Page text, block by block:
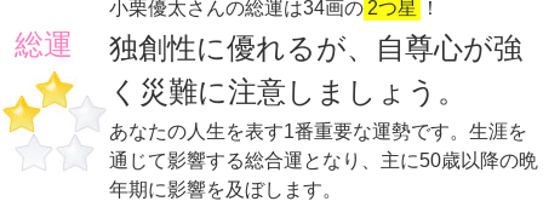
総運
小栗優太さんの総運は34画の 2つ星 ！
独創性に優れるが、自尊心が強
く災難に注意しましょう。
あなたの人生を表す1番重要な運勢です。生涯を
通じて影響する総合運となり、主に50歳以降の晩
年期に影響を及ぼします。